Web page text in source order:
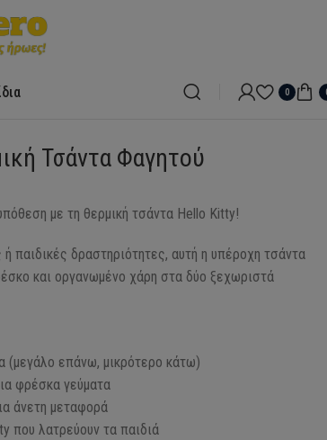
0
Τσάντα Φαγητού
με τη θερμική τσάντα Hello Kitty!
ή παιδικές δραστηριότητες, αυτή η υπέροχη τσάντα
και οργανωμένο χάρη στα δύο ξεχωριστά
(μεγάλο επάνω, μικρότερο κάτω)
φρέσκα γεύματα
άνετη μεταφορά
που λατρεύουν τα παιδιά